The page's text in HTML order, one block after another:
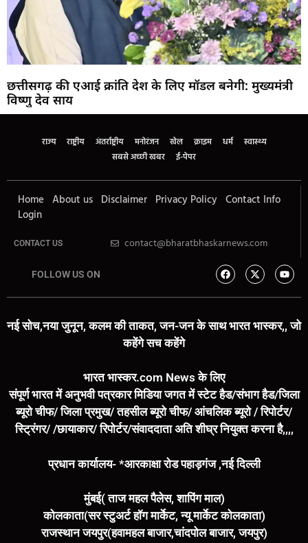
छत्तीसगढ़ की एआई क्रांति देश के लिए मॉडल बनेगी: मुख्यमंत्री
विष्णु देव साय
राज्य राष्ट्रीय अंतर्राष्ट्रीय मनोरंजन खेल क्राइम धर्म
स्वास्थ्य
सबसे अच्छी खबर
ई-पेपर
Home About us Disclaimer Privacy Policy Contact Info
Login
CONTACT US contact@bharatbhaskarnews.com
FOLLOW US ON
नई सोच,नया जुनून, कलम की ताकत, जन-जन के साथ भारत भास्कर,, जो
कहेंगे सच कहेंगे
भारत भास्कर.com News के लिए
संपूर्ण भारत में अनुभवी पत्रकार मिडिया जगत में स्टेट हैड/संभाग हैड/जिला
ब्यूरो चीफ/ जिला प्रमुख/ तहसील ब्यूरो चीफ/ आंचलिक ब्यूरो / रिपोर्टर/
स्ट्रिंगर/ /छायाकार/ रिपोर्टर/संवाददाता अति शीघ्र नियुक्त करना है,,,,
प्रधान कार्यालय- *आरकाक्षा रोड पहाड़गंज ,नई दिल्ली
मुंबई( ताज महल पैलेस, शापिंग माल)
कोलकाता(सर स्टुअर्ट हॉग मार्केट, न्यू मार्केट कोलकाता)
राजस्थान जयपुर(हवामहल बाजार,चांदपोल बाजार, जयपुर)